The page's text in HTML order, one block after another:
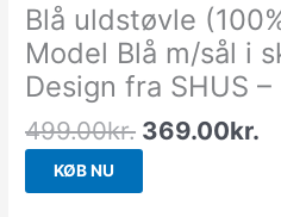
Blå uldstøvle
Model Blå m/sål i
Design fra SHUS –
499.00kr. 369.00kr.
KØB NU